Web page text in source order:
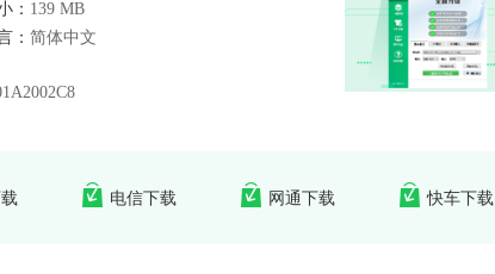
： 139 MB
： 简体中文
电信下载 网通下载 快车下载